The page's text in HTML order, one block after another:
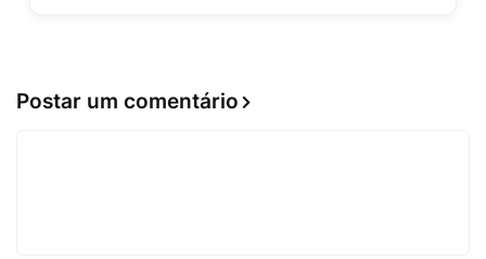
Postar um comentário